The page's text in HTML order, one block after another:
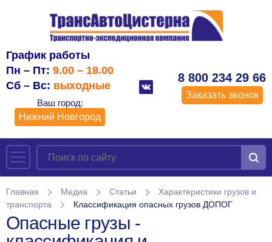
График работы
Пн – Пт: 9.00 – 18.00
Сб – Вс: выходные
Ваш город:
Нижний Новгород
8 800 234 29 66
Заказать звонок
Главная Медиа Статьи
Характеристики грузов и
транспорта
Классификация опасных грузов ДОПОГ
Опасные грузы -